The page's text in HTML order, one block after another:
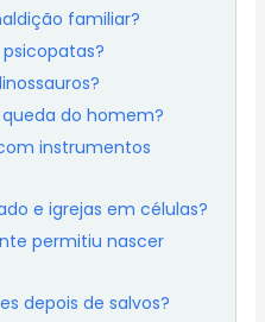
familiar?
do homem?
instrumentos
e igrejas em células?
permitiu nascer
depois de salvos?